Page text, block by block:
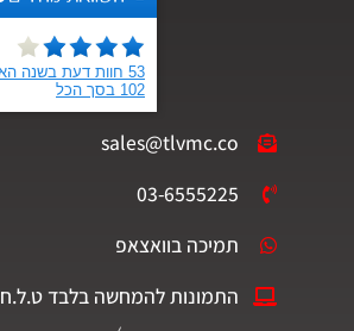
sales@tlvmc.co
03-6555225
תמיכה בוואצאפ
התמונות להמחשה בלבד ט.ל.ח